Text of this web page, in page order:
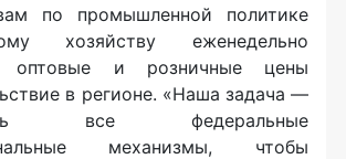
по промышленной политике
хозяйству еженедельно
оптовые и розничные цены
в регионе. «Наша задача —
все федеральные
механизмы, чтобы